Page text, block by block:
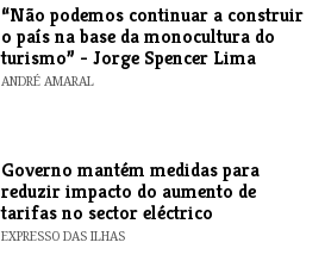
“Não podemos continuar a construir
o país na base da monocultura do
turismo” - Jorge Spencer Lima
ANDRÉ AMARAL
Governo mantém medidas para
reduzir impacto do aumento de
tarifas no sector eléctrico
EXPRESSO DAS ILHAS